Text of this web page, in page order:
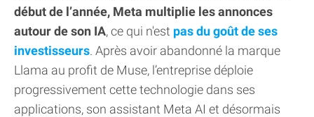
début de l’année, Meta multiplie les annonces
autour de son IA, ce qui n'est pas du goût de ses
investisseurs. Après avoir abandonné la marque
Llama au profit de Muse, l’entreprise déploie
progressivement cette technologie dans ses
applications, son assistant Meta AI et désormais